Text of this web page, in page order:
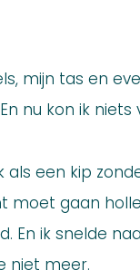
mijn tas en
nu kon ik niets
een kip
moet gaan
En ik snelde
niet meer.